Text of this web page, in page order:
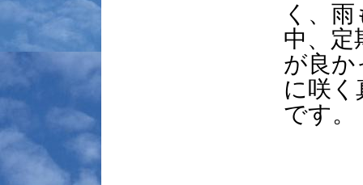
く、
中、定
が良か
に咲
です。